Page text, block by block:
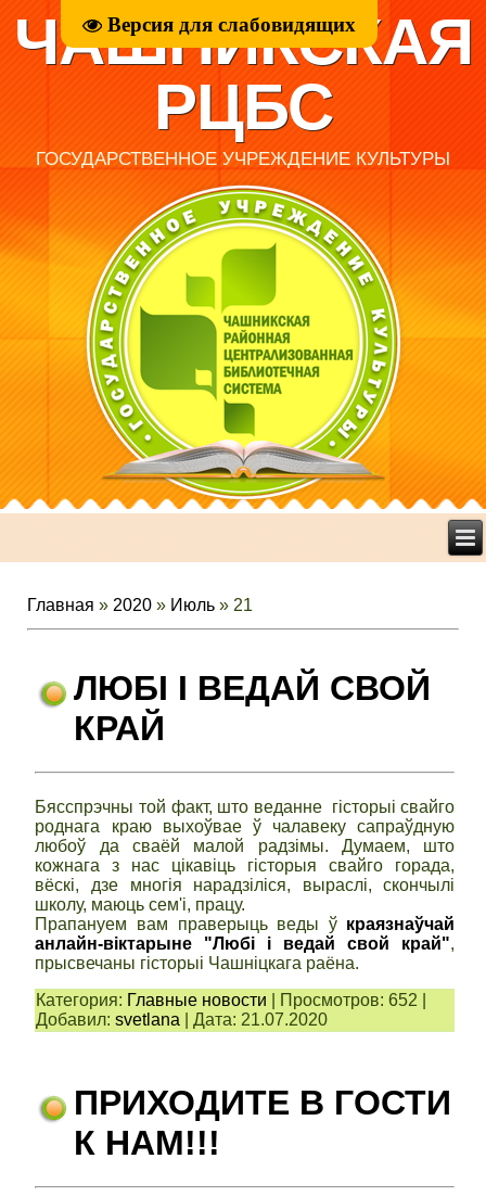
Версия для слабовидящих
ЧАШНИКСКАЯ
РЦБС
ГОСУДАРСТВЕННОЕ УЧРЕЖДЕНИЕ КУЛЬТУРЫ
Главная » 2020 » Июль » 21
ЛЮБІ І ВЕДАЙ СВОЙ
КРАЙ
Бясспрэчны той факт, што веданне гісторыі свайго
роднага краю выхоўвае ў чалавеку сапраўдную
любоў да сваёй малой радзімы. Думаем, што
кожнага з нас цікавіць гісторыя свайго горада,
вёскі, дзе многія нарадзіліся, выраслі, скончылі
школу, маюць сем'і, працу.
Прапануем вам праверыць веды ў краязнаўчай
анлайн-віктарыне "Любі і ведай свой край",
прысвечаны гісторыі Чашніцкага раёна.
Категория: Главные новости Просмотров: 652
Добавил: svetlana |Дата: 21.07.2020
ПРИХОДИТЕ В ГОСТИ
К НАМ!!!